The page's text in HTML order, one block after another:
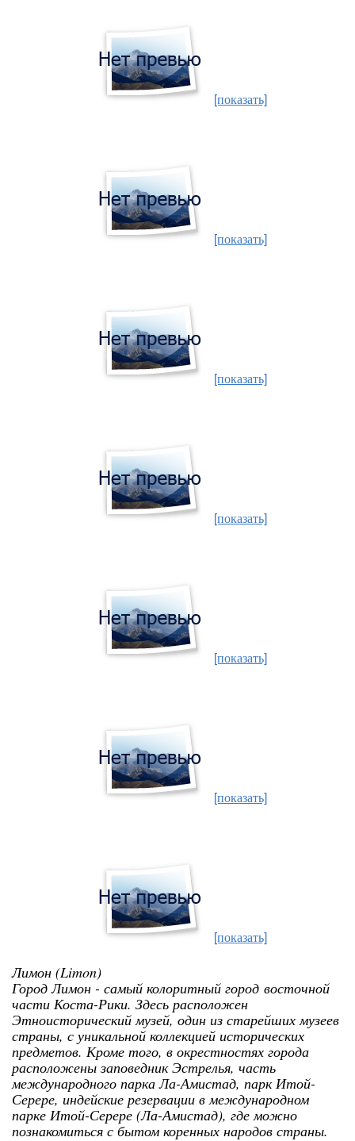
[показать]
[показать]
[показать]
[показать]
[показать]
[показать]
[показать]
Лимон (Limon)
Город Лимон - самый колоритный город восточной
части Коста-Рики. Здесь расположен
Этноисторический музей, один из старейших музеев
страны, с уникальной коллекцией исторических
предметов. Кроме того, в окрестностях города
расположены заповедник Эстрелья, часть
международного парка Ла-Амистад, парк Итой-
Серере, индейские резервации в международном
парке Итой-Серере (Ла-Амистад), где можно
познакомиться с бытом коренных народов страны.